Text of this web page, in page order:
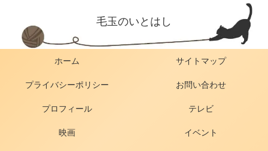
毛玉のいとはし
ホーム サイトマップ
プライバシーポリシー お問い合わせ
プロフィール テレビ
映画 イベント